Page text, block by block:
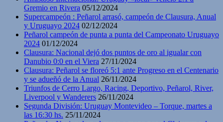
Gremio en Rivera 05/12/2024
Supercampeón : Peñarol arrasó, campeón de Clausura, Anual
y Uruguayo 2024 02/12/2024
Peñarol campeón de punta a punta del Campeonato Uruguayo
2024 01/12/2024
Clausura: Nacional dejó dos puntos de oro al igualar con
Danubio 0:0 en el Viera 27/11/2024
Clausura: Peñarol se floreó 5:1 ante Progreso en el Centenario
y se adueñó de la Anual 26/11/2024
Triunfos de Cerro Largo, Racing, Deportivo, Peñarol, River,
Liverpool y Wanderers 26/11/2024
Segunda División: Uruguay Montevideo – Torque, martes a
las 16:30 hs. 25/11/2024